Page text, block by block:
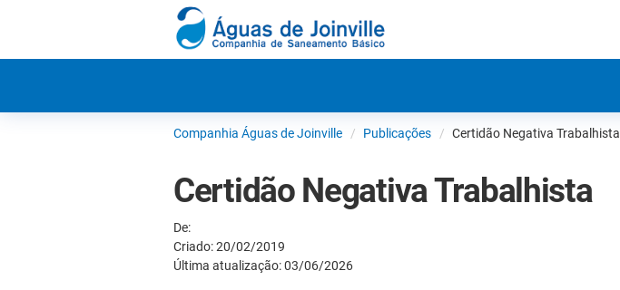
Companhia Águas de Joinville Publicações Certidão Negativa Trabalhista
Certidão Negativa Trabalhista
De:
Criado: 20/02/2019
Última atualização: 03/06/2026